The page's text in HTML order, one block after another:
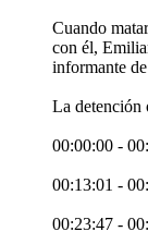
Cuando
con él,
informante
La detención
00:00:00 -
00:13:01 -
00:23:47 -